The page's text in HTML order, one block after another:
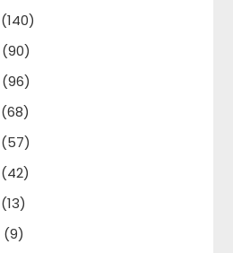
(140)
(90)
(96)
(68)
(57)
(42)
(13)
(9)